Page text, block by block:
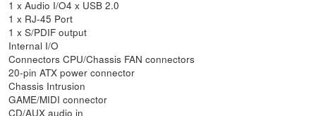
1 x Audio I/O4 x USB 2.0
1 x RJ-45 Port
1 x S/PDIF output
Internal I/O
Connectors CPU/Chassis FAN connectors
20-pin ATX power connector
Chassis Intrusion
GAME/MIDI connector
CD/AUX audio in